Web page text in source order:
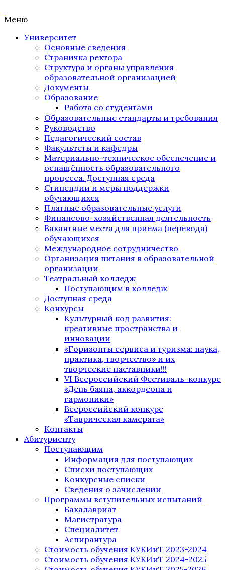
Меню
Университет
Основные сведения
Страничка ректора
Структура и органы управления
образовательной организацией
Документы
Образование
Работа со студентами
Образовательные стандарты и требования
Руководство
Педагогический состав
Факультеты и кафедры
Материально-техническое обеспечение и
оснащённость образовательного
процесса. Доступная среда
Стипендии и меры поддержки
обучающихся
Платные образовательные услуги
Финансово-хозяйственная деятельность
Вакантные места для приема (перевода)
обучающихся
Международное сотрудничество
Организация питания в образовательной
организации
Театральный колледж
Поступающим в колледж
Доступная среда
Конкурсы
Культурный код развития:
креативные пространства и
инновации
«Горизонты сервиса и туризма: наука,
практика, творчество» и их
творческие наставники!!!
VI Всероссийский Фестиваль-конкурс
«День баяна, аккордеона и
гармоники»
Всероссийский конкурс
«Таврическая камерата»
Контакты
Абитуриенту
Поступающим
Информация для поступающих
Списки поступающих
Конкурсные списки
Сведения о зачислении
Программы вступительных испытаний
Бакалавриат
Магистратура
Специалитет
Аспирантура
Стоимость обучения КУКИиТ 2023-2024
Стоимость обучения КУКИиТ 2024-2025